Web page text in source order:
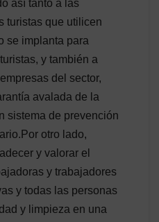
así tanto a las
turistas que utilicen
se implanta para
y también a
del sector,
avalada de la
sistema de prevención
otro lado,
y valorar el
y trabajadores
y todas las personas
y limpieza en una